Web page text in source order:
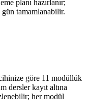
planı hazırlanır;
gün tamamlanabilir.
göre 11 modüllük
dersler kayıt altına
her modül